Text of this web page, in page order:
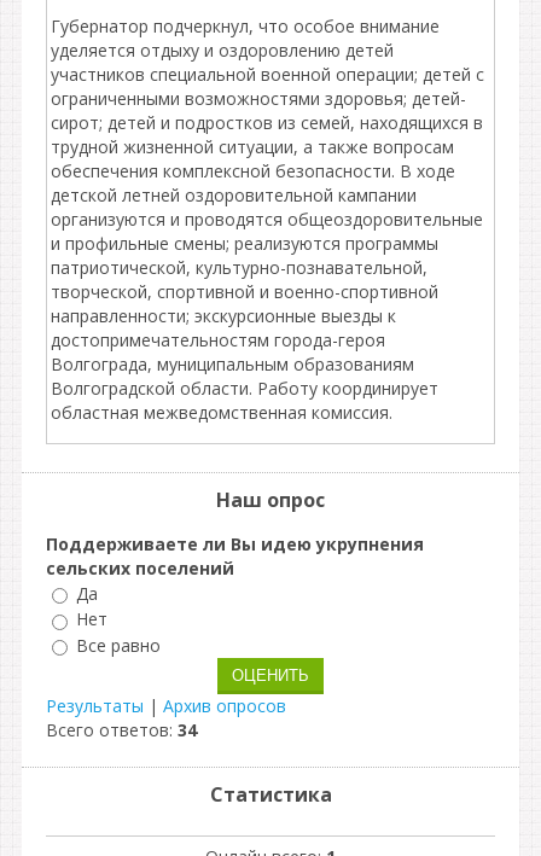
Губернатор подчеркнул, что особое внимание
уделяется отдыху и оздоровлению детей
участников специальной военной операции; детей с
ограниченными возможностями здоровья; детей-
сирот; детей и подростков из семей, находящихся в
трудной жизненной ситуации, а также вопросам
обеспечения комплексной безопасности. В ходе
детской летней оздоровительной кампании
организуются и проводятся общеоздоровительные
и профильные смены; реализуются программы
патриотической, культурно-познавательной,
творческой, спортивной и военно-спортивной
направленности; экскурсионные выезды к
достопримечательностям города-героя
Волгограда, муниципальным образованиям
Волгоградской области. Работу координирует
областная межведомственная комиссия.
Наш опрос
Поддерживаете ли Вы идею укрупнения
сельских поселений
Да
Нет
Все равно
Результаты | Архив опросов
Всего ответов: 34
Статистика